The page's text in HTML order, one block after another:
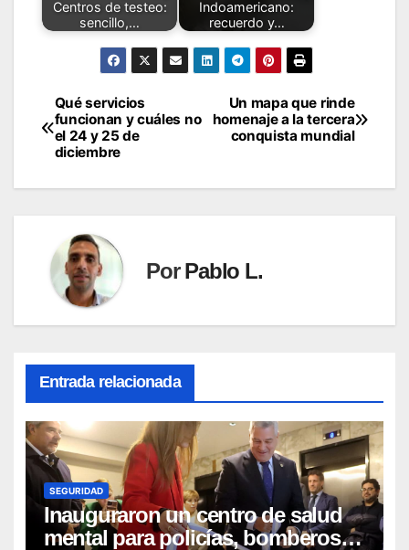
Centros de testeo:
sencillo,…
Indoamericano:
recuerdo y…
Navegación
de
entradas
Un mapa que rinde
homenaje a la tercera
conquista mundial
Qué servicios
funcionan y cuáles no
el 24 y 25 de
diciembre
PorPablo L.
Entrada relacionada
SEGURIDAD
Inauguraron un centro de salud
mental para policías, bomberos y